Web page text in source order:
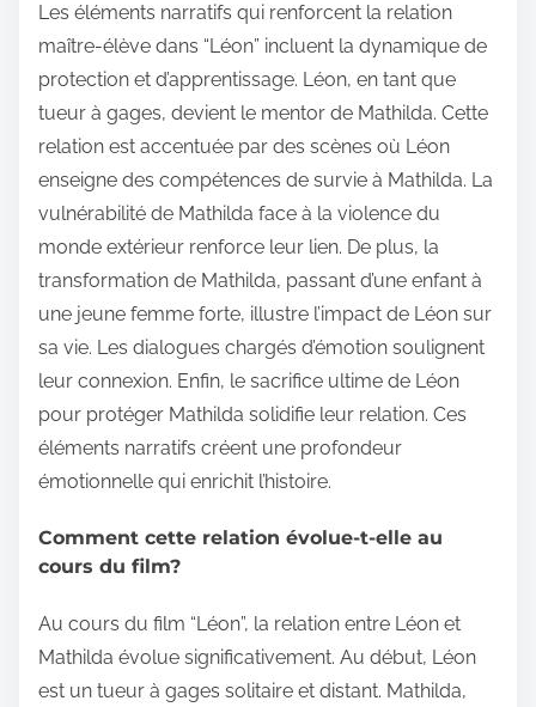
Les éléments narratifs qui renforcent la relation
maître-élève dans “Léon” incluent la dynamique de
protection et d’apprentissage. Léon, en tant que
tueur à gages, devient le mentor de Mathilda. Cette
relation est accentuée par des scènes où Léon
enseigne des compétences de survie à Mathilda. La
vulnérabilité de Mathilda face à la violence du
monde extérieur renforce leur lien. De plus, la
transformation de Mathilda, passant d’une enfant à
une jeune femme forte, illustre l’impact de Léon sur
sa vie. Les dialogues chargés d’émotion soulignent
leur connexion. Enfin, le sacrifice ultime de Léon
pour protéger Mathilda solidifie leur relation. Ces
éléments narratifs créent une profondeur
émotionnelle qui enrichit l’histoire.
Comment cette relation évolue-t-elle au
cours du film?
Au cours du film “Léon”, la relation entre Léon et
Mathilda évolue significativement. Au début, Léon
est un tueur à gages solitaire et distant. Mathilda,